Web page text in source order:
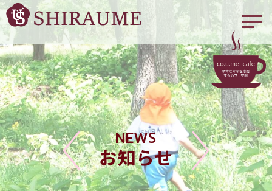
NEWS
お知らせ